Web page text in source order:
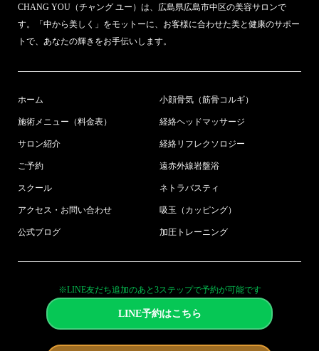
CHANG YOU（チャング ユー）は、広島県広島市中区の美容サロンで
す。「中から美しく」をモットーに、お客様に合わせた美と健康のサポー
トで、あなたの輝きをお手伝いします。
ホーム
施術メニュー（料金表）
サロン紹介
ご予約
スクール
アクセス・お問い合わせ
公式ブログ
小顔骨気（筋骨コルギ）
経絡ヘッドマッサージ
経絡リフレクソロジー
遠赤外線岩盤浴
ネトラバスティ
吸玉（カッピング）
加圧トレーニング
※LINE友だち追加のあと3ステップで予約が可能です
LINE予約はこちら